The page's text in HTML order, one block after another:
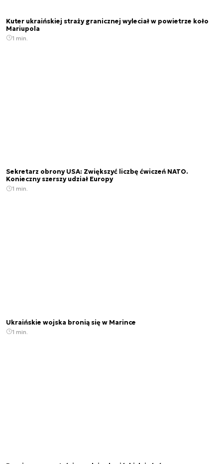
Kuter ukraińskiej straży granicznej wyleciał w powietrze koło
Mariupola
1 min.
Sekretarz obrony USA: Zwiększyć liczbę ćwiczeń NATO.
Konieczny szerszy udział Europy
1 min.
Ukraińskie wojska bronią się w Marince
1 min.